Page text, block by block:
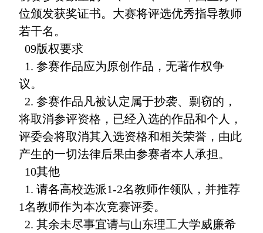
位颁发获奖证书。大赛将评选优秀指导教师
若干名。
09版权要求
1. 参赛作品应为原创作品，无著作权争
议。
2. 参赛作品凡被认定属于抄袭、剽窃的，
将取消参评资格，已经入选的作品和个人，
评委会将取消其入选资格和相关荣誉，由此
产生的一切法律后果由参赛者本人承担。
10其他
1. 请各高校选派1-2名教师作领队，并推荐
1名教师作为本次竞赛评委。
2. 其余未尽事宜请与山东理工大学威廉希